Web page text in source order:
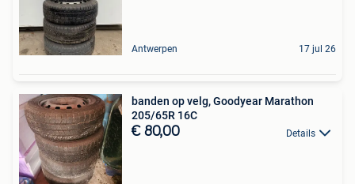
Antwerpen 17 jul 26
banden op velg, Goodyear Marathon
205/65R 16C
€ 80,00 Details